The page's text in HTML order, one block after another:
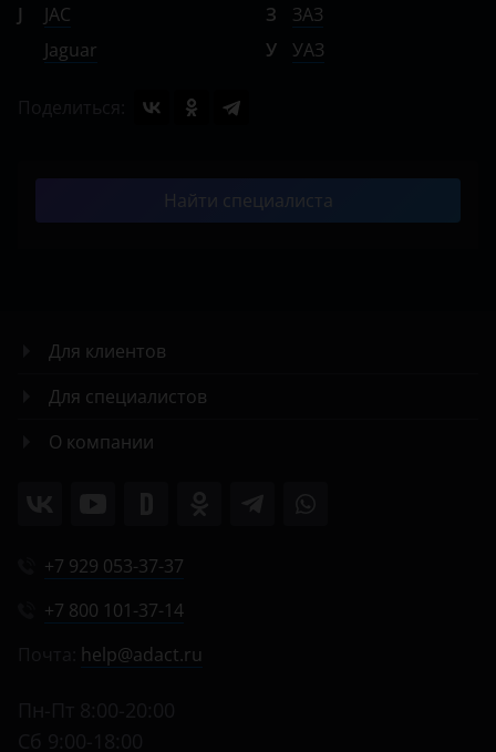
J
JAC
Jaguar
З
ЗАЗ
У
УАЗ
Найти специалиста
Для клиентов
Для специалистов
О компании
+7 929 053-37-37
+7 800 101-37-14
help@adact.ru